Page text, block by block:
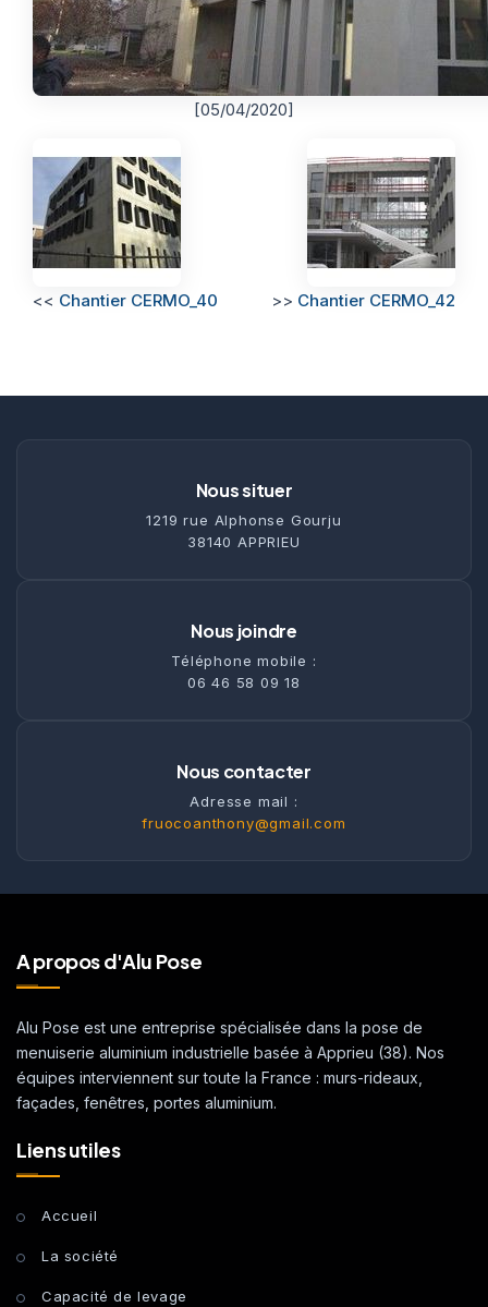
[05/04/2020]
<< Chantier CERMO_40 >> Chantier CERMO_42
Nous situer
1219 rue Alphonse Gourju
38140 APPRIEU
Nous joindre
Téléphone mobile :
06 46 58 09 18
Nous contacter
Adresse mail :
fruocoanthony@gmail.com
A propos d'Alu Pose
Alu Pose est une entreprise spécialisée dans la pose de
menuiserie aluminium industrielle basée à Apprieu (38). Nos
équipes interviennent sur toute la France : murs-rideaux,
façades, fenêtres, portes aluminium.
Liens utiles
Accueil
La société
Capacité de levage